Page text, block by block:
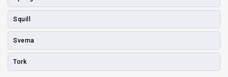
Squill
Svema
Tork